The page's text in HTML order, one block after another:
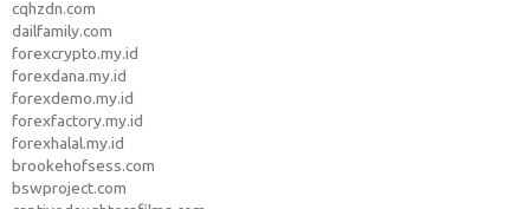
cqhzdn.com
dailfamily.com
forexcrypto.my.id
forexdana.my.id
forexdemo.my.id
forexfactory.my.id
forexhalal.my.id
brookehofsess.com
bswproject.com